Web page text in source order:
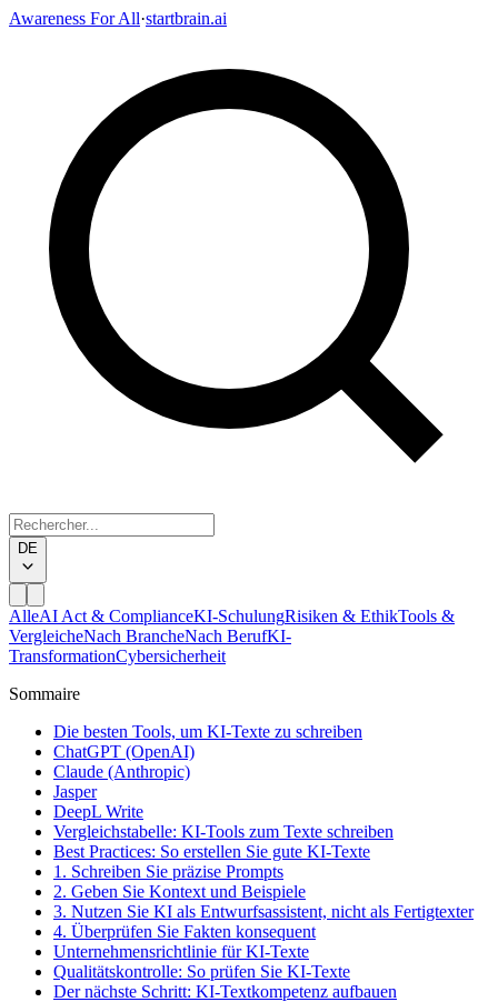
Awareness For All·startbrain.ai
DE
AlleAI Act & ComplianceKI-SchulungRisiken & EthikTools &
VergleicheNach BrancheNach BerufKI-
TransformationCybersicherheit
Sommaire
Die besten Tools, um KI-Texte zu schreiben
ChatGPT (OpenAI)
Claude (Anthropic)
Jasper
DeepL Write
Vergleichstabelle: KI-Tools zum Texte schreiben
Best Practices: So erstellen Sie gute KI-Texte
1. Schreiben Sie präzise Prompts
2. Geben Sie Kontext und Beispiele
3. Nutzen Sie KI als Entwurfsassistent, nicht als Fertigtexter
4. Überprüfen Sie Fakten konsequent
Unternehmensrichtlinie für KI-Texte
Qualitätskontrolle: So prüfen Sie KI-Texte
Der nächste Schritt: KI-Textkompetenz aufbauen